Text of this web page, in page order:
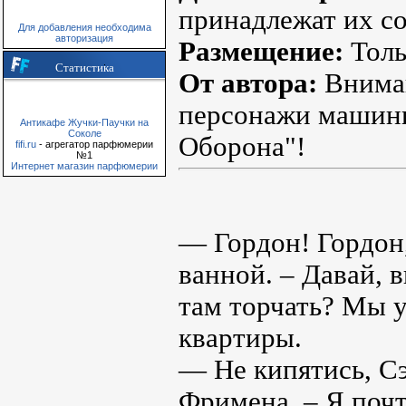
Для добавления необходима
авторизация
Статистика
Антикафе Жучки-Паучки на
Соколе
fifi.ru - агрегатор парфюмерии
№1
Интернет магазин парфюмерии
принадлежат их
Размещение:
От автора:
персонажи
Оборона"!
— Гордон!
ванной. – Давай,
там торчать? Мы
квартиры.
— Не кипятись,